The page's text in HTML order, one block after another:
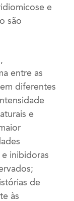
e
são
entre as
diferentes
e
inibidoras
de
às